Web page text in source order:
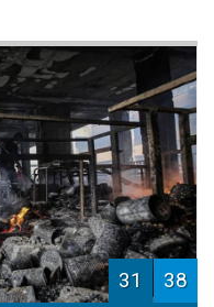
31 38